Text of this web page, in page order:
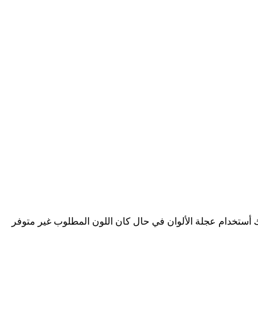
أستخدام عجلة الألوان في حال كان اللون المطلوب غير متوفر